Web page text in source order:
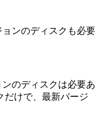
ンのディスクも必要
のディスクは必要あ
だけで、最新バージ